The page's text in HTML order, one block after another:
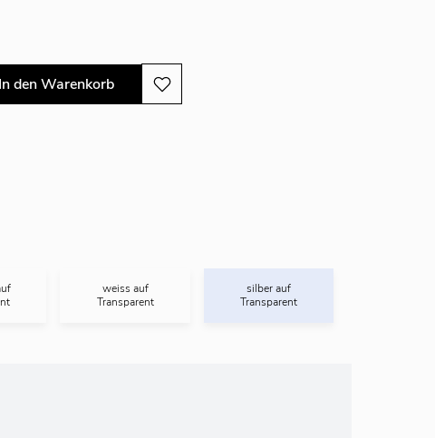
In den Warenkorb
weiss auf
Transparent
silber auf
Transparent